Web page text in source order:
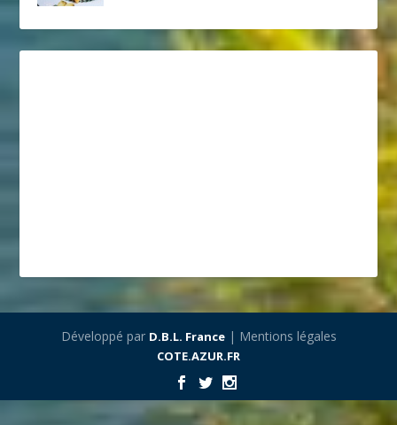
Développé par D.B.L. France| Mentions légales
COTE.AZUR.FR